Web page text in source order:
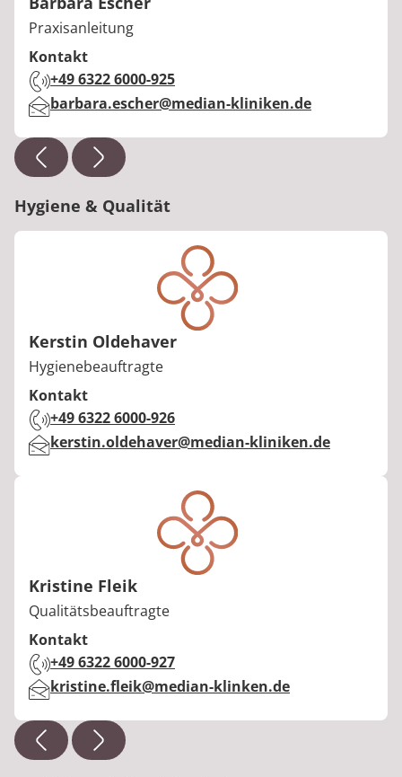
Berufstitel:
Praxisanleitung
Kontakt
Telefon:
+49 6322 6000-925
E-Mail:barbara.escher@median-kliniken.de
Hygiene & Qualität
Kerstin Oldehaver
Berufstitel:
Hygienebeauftragte
Kontakt
Telefon:
+49 6322 6000-926
E-Mail:kerstin.oldehaver@median-kliniken.de
Kristine Fleik
Berufstitel:
Qualitätsbeauftragte
Kontakt
Telefon:
+49 6322 6000-927
E-Mail:kristine.fleik@median-klinken.de